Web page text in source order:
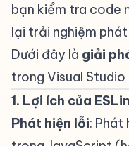
bạn kiểm tra code
lại trải nghiệm
Dưới đây là giải
trong Visual Studio
1. Lợi ích của
Phát hiện lỗi: Phát